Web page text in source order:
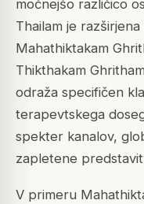
močnejšo različico
Thailam je
Mahathiktakam
Thikthakam
odraža specifičen
terapevtskega
spekter kanalov,
zapletene
V primeru